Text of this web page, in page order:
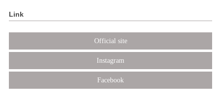
Link
Official site
Instagram
Facebook